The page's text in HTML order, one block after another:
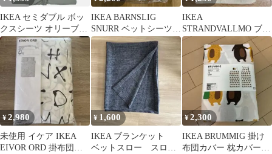
IKEA セミダブル ボッ
クスシーツ オリーブグ
リーン
IKEA BARNSLIG
SNURR ベットシーツセ
ット
IKEA
STRANDVALLMO ブラ
ンケット タオルケット
ベージュ
¥2,980
未使用 イケア IKEA
EIVOR ORD 掛布団カ
¥ 1,600
IKEA ブランケット
ベットスロー スロー
¥2,300
IKEA BRUMMIG 掛け
布団カバー 枕カバーセ